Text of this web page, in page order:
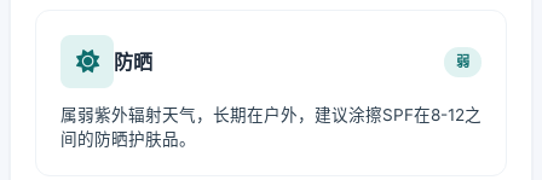
防晒 弱
属弱紫外辐射天气，长期在户外，建议涂擦SPF在8-12之
间的防晒护肤品。